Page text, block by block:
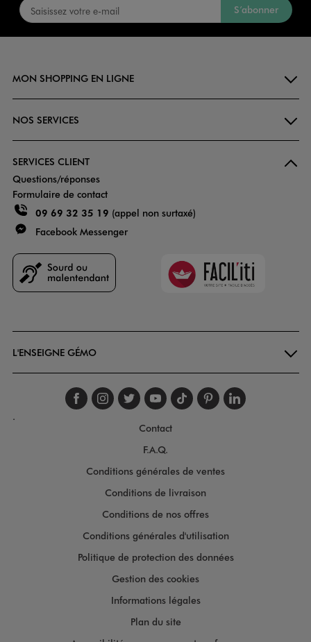
S’abonner
MON SHOPPING EN LIGNE
NOS SERVICES
SERVICES CLIENT
Questions/réponses
Formulaire de contact
09 69 32 35 19 (appel non surtaxé)
Facebook Messenger
Faciliti
L'ENSEIGNE GÉMO
Suivez-nous sur
Suivez-nous sur
Suivez-nous sur
Suivez-nous
Suivez-nous
Suivez-
.
Contact
F.A.Q.
Conditions générales de ventes
Conditions de livraison
Conditions de nos offres
Conditions générales d'utilisation
Politique de protection des données
Gestion des cookies
Informations légales
Plan du site